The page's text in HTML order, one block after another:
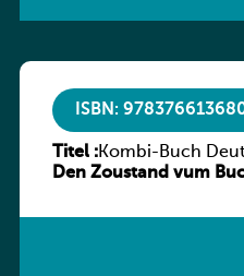
ISBN:
Titel :Kombi-Buch
Den Zoustand vum